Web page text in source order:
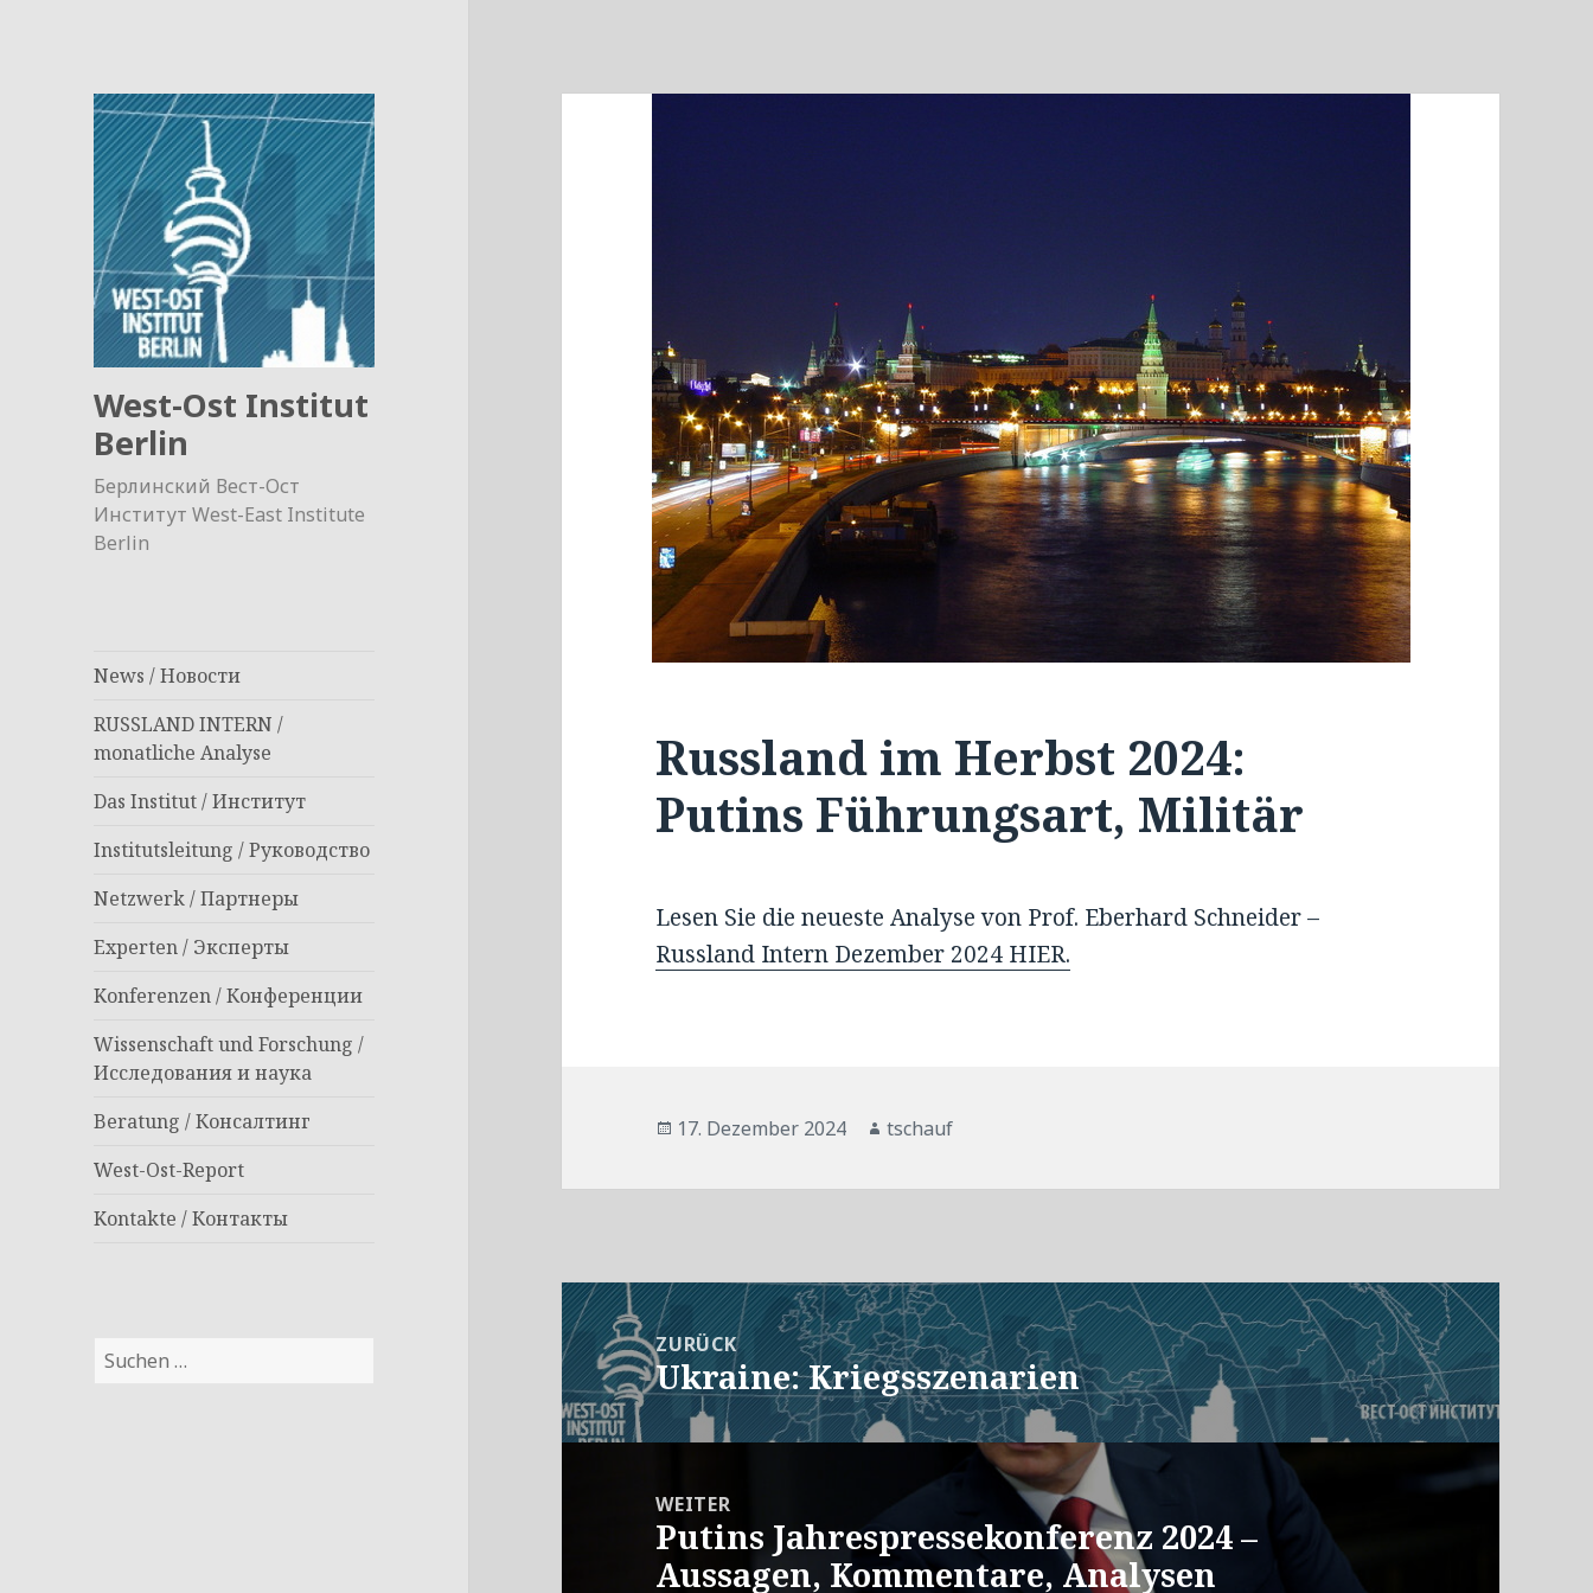
West-Ost Institut
Berlin
Берлинский Вест-Ост
Институт West-East Institute
Berlin
News / Новости
RUSSLAND INTERN /
monatliche Analyse
Das Institut / Институт
Institutsleitung / Руководство
Netzwerk / Партнеры
Experten / Эксперты
Konferenzen / Конференции
Wissenschaft und Forschung /
Исследования и наука
Beratung / Консалтинг
West-Ost-Report
Kontakte / Контакты
Suchen
Russland im Herbst 2024:
Putins Führungsart, Militär
Lesen Sie die neueste Analyse von Prof. Eberhard Schneider –
Russland Intern Dezember 2024 HIER.
Veröffentlicht
17. Dezember 2024 Autor
tschauf
Beitragsnavigation
ZURÜCK
Vorheriger
Beitrag:
Ukraine: Kriegsszenarien
WEITER
Nächster
Beitrag:
Putins Jahrespressekonferenz 2024 –
Aussagen, Kommentare, Analysen